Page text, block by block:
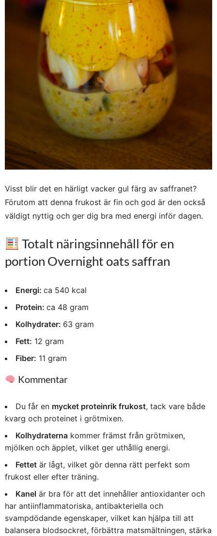
Visst blir det en härligt vacker gul färg av saffranet?
Förutom att denna frukost är fin och god är den också
väldigt nyttig och ger dig bra med energi inför dagen.
Totalt näringsinnehåll för en
portion Overnight oats saffran
Energi: ca 540 kcal
Protein: ca 48 gram
Kolhydrater: 63 gram
Fett: 12 gram
Fiber: 11 gram
Kommentar
Du får en mycket proteinrik frukost, tack vare både
kvarg och proteinet i grötmixen.
Kolhydraterna kommer främst från grötmixen,
mjölken och äpplet, vilket ger uthållig energi.
Fettet är lågt, vilket gör denna rätt perfekt som
frukost eller efter träning.
Kanel är bra för att det innehåller antioxidanter och
har antiinflammatoriska, antibakteriella och
svampdödande egenskaper, vilket kan hjälpa till att
balansera blodsockret, förbättra matsmältningen, stärka